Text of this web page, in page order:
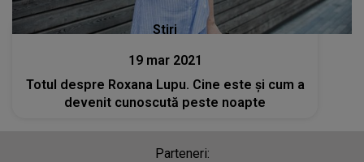
Stiri
19 mar 2021
Totul despre Roxana Lupu. Cine este și cum a
devenit cunoscută peste noapte
Parteneri: